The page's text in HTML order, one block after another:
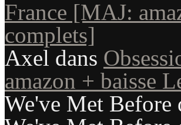
France [MAJ:
complets]
Axel dans
amazon + baisse
We've Met Before